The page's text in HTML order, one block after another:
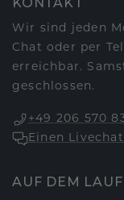
Wir sind jeden
Chat oder per
erreichbar.
geschlossen.
+49 206 570
Einen
AUF DEM